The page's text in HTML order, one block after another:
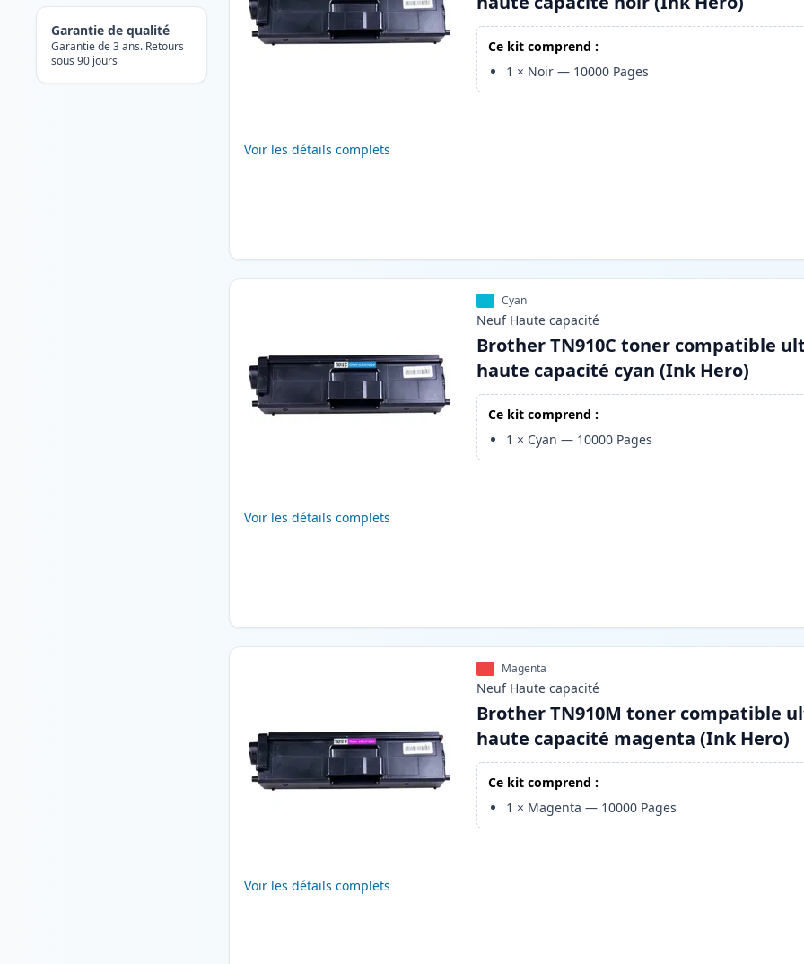
Garantie de qualité
Garantie de 3 ans. Retours
sous 90 jours
Voir les détails complets
Ce kit comprend :
1 × Noir — 10000 Pages
Voir les détails complets
Cyan
Neuf Haute capacité
Brother TN910C toner compatible
haute capacité cyan (Ink Hero)
Ce kit comprend :
1 × Cyan — 10000 Pages
Voir les détails complets
Magenta
Neuf Haute capacité
Brother TN910M toner compatible
haute capacité magenta (Ink Hero)
Ce kit comprend :
1 × Magenta — 10000 Pages